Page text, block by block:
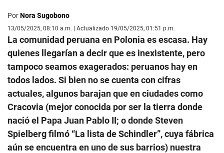
PorNora Sugobono
13/05/2025, 08:10 a.m. | Actualizado 19/05/2025, 01:51 p.m.
La comunidad peruana en Polonia es escasa. Hay
quienes llegarían a decir que es inexistente, pero
tampoco seamos exagerados: peruanos hay en
todos lados. Si bien no se cuenta con cifras
actuales, algunos barajan que en ciudades como
Cracovia (mejor conocida por ser la tierra donde
nació el Papa Juan Pablo II; o donde Steven
Spielberg filmó “La lista de Schindler”, cuya fábrica
aún se encuentra en uno de sus barrios) nuestra